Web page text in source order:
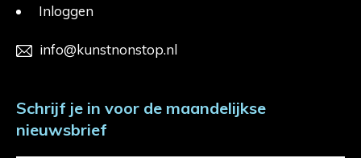
Inloggen
info@kunstnonstop.nl
Schrijf je in voor de maandelijkse
nieuwsbrief